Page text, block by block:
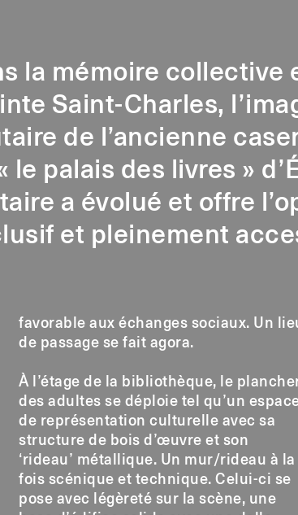
la mémoire collective
Saint-Charles,
de l’ancienne
le palais des livres »
a évolué et offre
et pleinement
favorable aux échanges sociaux. Un
de passage se fait agora.
À l’étage de la bibliothèque, le
des adultes se déploie tel qu’un
de représentation culturelle avec sa
structure de bois d’œuvre et son
‘rideau’ métallique. Un mur/rideau à la
fois scénique et technique. Celui-ci se
pose avec légèreté sur la scène, une